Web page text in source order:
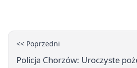
<< Poprzedni
Policja Chorzów: Uroczyste